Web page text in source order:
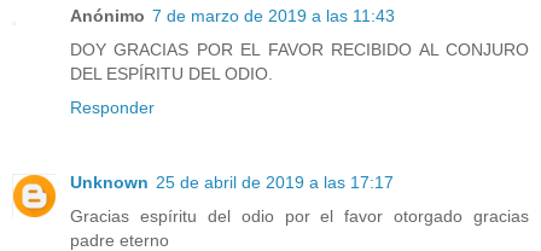
Anónimo 7 de marzo de 2019 a las 11:43
DOY GRACIAS POR EL FAVOR RECIBIDO AL CONJURO
DEL ESPÍRITU DEL ODIO.
Responder
Unknown 25 de abril de 2019 a las 17:17
Gracias espíritu del odio por el favor otorgado gracias
padre eterno